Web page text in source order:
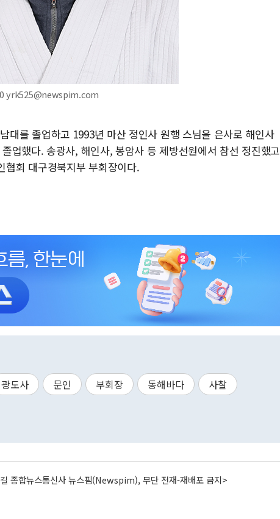
yrk525@newspim.com
대를 졸업하고 1993년 마산 정인사 원행 스님을 은사로 해인사
업했다. 송광사, 해인사, 봉암사 등 제방선원에서 참선 정진했고
협회 대구경북지부 부회장이다.
광도사 문인 부회장 동해바다
사찰
종합뉴스통신사 뉴스핌(Newspim), 무단 전재-재배포 금지>